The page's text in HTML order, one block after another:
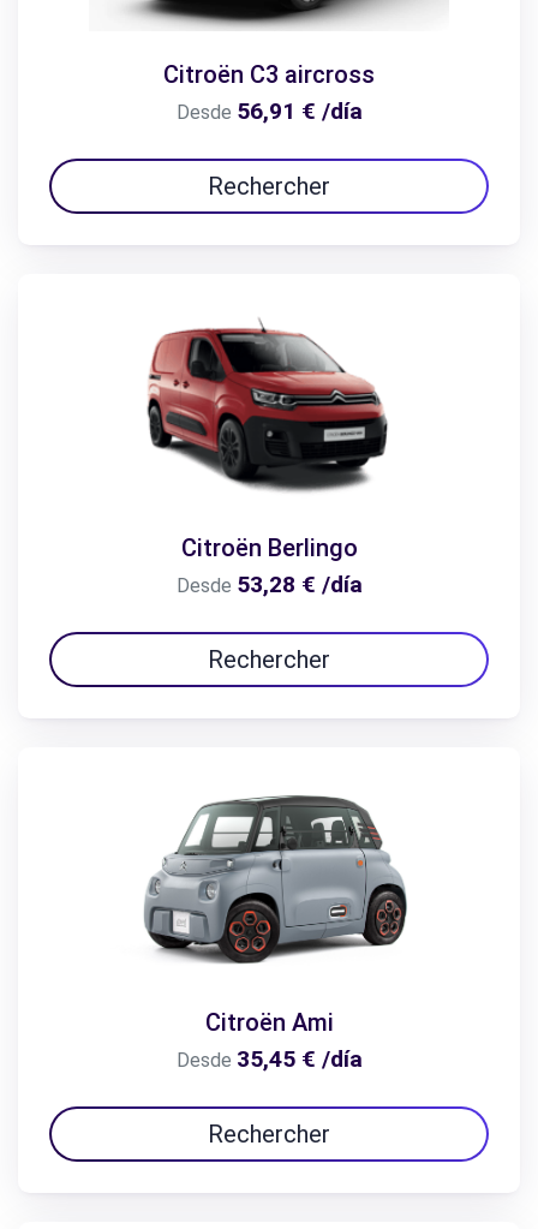
Citroën C3 aircross
Desde 56,91 € /día
Rechercher
Citroën Berlingo
Desde 53,28 € /día
Rechercher
Citroën Ami
Desde 35,45 € /día
Rechercher